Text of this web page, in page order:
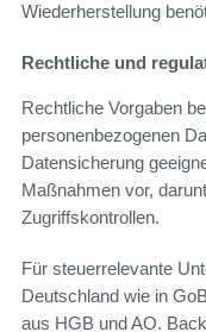
Wiederherstellung
Rechtliche und
Rechtliche Vorgaben
personenbezogenen
Datensicherung
Maßnahmen vor,
Zugriffskontrollen.
Für steuerrelevante
Deutschland wie in
aus HGB und AO.